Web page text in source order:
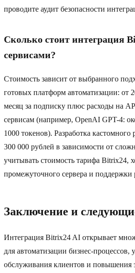
проводите аудит безопасности
Сколько стоит интеграция
сервисами?
Стоимость зависит от выбранного
готовых платформ автоматизации: от
месяц за подписку плюс расходы на
сервисам (например, OpenAI GPT-4:
1000 токенов). Разработка
300 000 рублей в зависимости от
учитывать стоимость тарифа Bitrix24,
промежуточного сервера и поддержки
Заключение и
Интеграция Bitrix24 AI открывает
для автоматизации бизнес-процессов,
обслуживания клиентов и повышения